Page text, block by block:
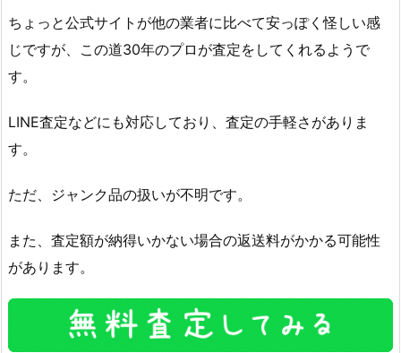
ちょっと公式サイトが他の業者に比べて安っぽく怪しい感
じですが、この道30年のプロが査定をしてくれるようで
す。
LINE査定などにも対応しており、査定の手軽さがありま
す。
ただ、ジャンク品の扱いが不明です。
また、査定額が納得いかない場合の返送料がかかる可能性
があります。